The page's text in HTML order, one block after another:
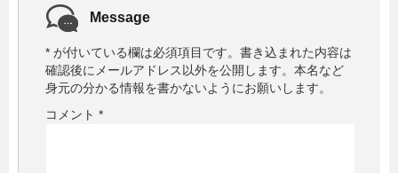
Message
* が付いている欄は必須項目です。 書き込まれた内容は
確認後にメールアドレス以外を公開します。本名など
身元の分かる情報を書かないようにお願いします。
コメント *